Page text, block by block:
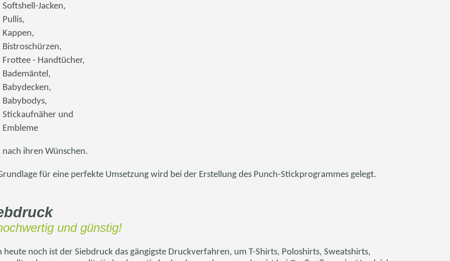
Softshell-Jacken,
Pullis,
Kappen,
Bistroschürzen,
Frottee - Handtücher,
Bademäntel,
Babydecken,
Babybodys,
Stickaufnäher und
Embleme
nach ihren Wünschen.
für eine perfekte Umsetzung wird bei der Erstellung des Punch-Stickprogrammes gelegt.
und günstig!
heute noch ist der Siebdruck das gängigste Druckverfahren, um T-Shirts, Poloshirts, Sweatshirts,